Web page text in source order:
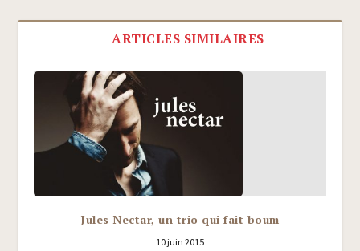
ARTICLES SIMILAIRES
Jules Nectar, un trio qui fait boum
10 juin 2015